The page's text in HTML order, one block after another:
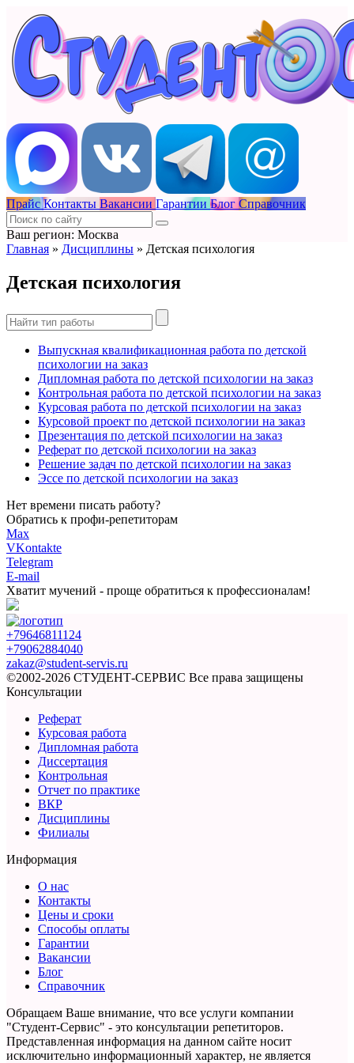
Прайс Контакты Вакансии Гарантии Блог Справочник
Ваш регион: Москва
Главная » Дисциплины » Детская психология
Детская психология
Выпускная квалификационная работа по детской
психологии на заказ
Дипломная работа по детской психологии на заказ
Контрольная работа по детской психологии на заказ
Курсовая работа по детской психологии на заказ
Курсовой проект по детской психологии на заказ
Презентация по детской психологии на заказ
Реферат по детской психологии на заказ
Решение задач по детской психологии на заказ
Эссе по детской психологии на заказ
Нет времени писать работу?
Обратись к профи-репетиторам
Max
VKontakte
Telegram
E-mail
Хватит мучений - проще обратиться к профессионалам!
+79646811124
+79062884040
zakaz@student-servis.ru
©2002-2026 СТУДЕНТ-СЕРВИС Все права защищены
Консультации
Реферат
Курсовая работа
Дипломная работа
Диссертация
Контрольная
Отчет по практике
ВКР
Дисциплины
Филиалы
Информация
О нас
Контакты
Цены и сроки
Способы оплаты
Гарантии
Вакансии
Блог
Справочник
Обращаем Ваше внимание, что все услуги компании
"Студент-Сервис" - это консультации репетиторов.
Представленная информация на данном сайте носит
исключительно информационный характер, не является